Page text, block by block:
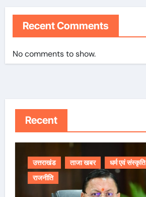
Recent Comments
No comments to show.
Recent
उत्तराखंड ताजा खबर धर्म एवं संस्कृति
राजनीति